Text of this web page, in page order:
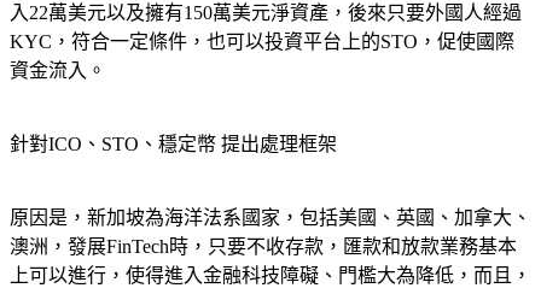
1exchange（1X），僅開放專業投資人投資STO，條件為年收
入22萬美元以及擁有150萬美元淨資產，後來只要外國人經過
KYC，符合一定條件，也可以投資平台上的STO，促使國際
原因是，新加坡為海洋法系國家，包括美國、英國、加拿大、
澳洲，發展FinTech時，只要不收存款，匯款和放款業務基本